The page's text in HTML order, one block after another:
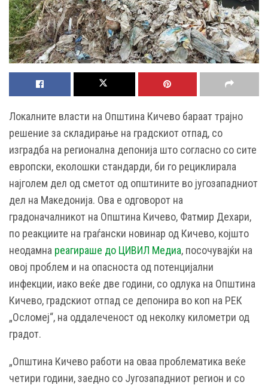
Локалните власти на Општина Кичево бараат трајно
решение за складирање на градскиот отпад, со
изградба на регионална депонија што согласно со сите
европски, еколошки стандарди, би го рециклирала
најголем дел од сметот од општините во југозападниот
дел на Македонија. Ова е одговорот на
градоначалникот на Општина Кичево, Фатмир Дехари,
по реакциите на граѓански новинар од Кичево, којшто
неодамна реагираше до ЦИВИЛ Медиа, посочувајќи на
овој проблем и на опасноста од потенцијални
инфекции, иако веќе две години, со одлука на Општина
Кичево, градскиот отпад се депонира во коп на РЕК
„Осломеј“, на оддалеченост од неколку километри од
градот.
„Општина Кичево работи на оваа проблематика веќе
четири години, заедно со Југозападниот регион и со